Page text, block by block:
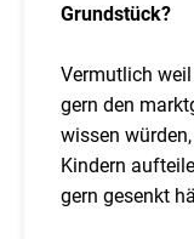
Grundstück?
Vermutlich
gern den
wissen
Kindern
gern gesenkt